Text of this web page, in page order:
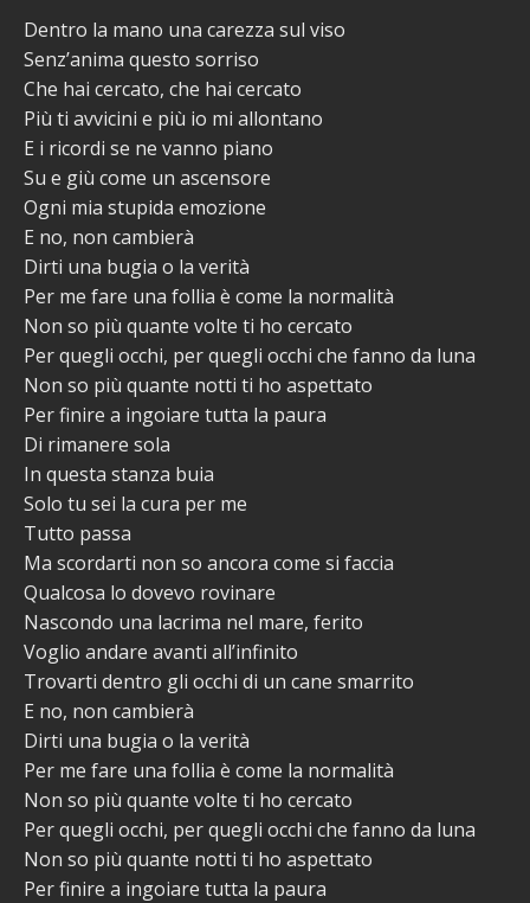
Dentro la mano una carezza sul viso
Senz’anima questo sorriso
Che hai cercato, che hai cercato
Più ti avvicini e più io mi allontano
E i ricordi se ne vanno piano
Su e giù come un ascensore
Ogni mia stupida emozione
E no, non cambierà
Dirti una bugia o la verità
Per me fare una follia è come la normalità
Non so più quante volte ti ho cercato
Per quegli occhi, per quegli occhi che fanno da luna
Non so più quante notti ti ho aspettato
Per finire a ingoiare tutta la paura
Di rimanere sola
In questa stanza buia
Solo tu sei la cura per me
Tutto passa
Ma scordarti non so ancora come si faccia
Qualcosa lo dovevo rovinare
Nascondo una lacrima nel mare, ferito
Voglio andare avanti all’infinito
Trovarti dentro gli occhi di un cane smarrito
E no, non cambierà
Dirti una bugia o la verità
Per me fare una follia è come la normalità
Non so più quante volte ti ho cercato
Per quegli occhi, per quegli occhi che fanno da luna
Non so più quante notti ti ho aspettato
Per finire a ingoiare tutta la paura